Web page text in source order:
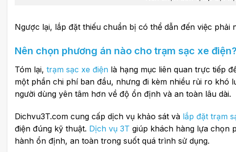
Ngược lại, lắp đặt thiếu chuẩn bị có thể dẫn đến việc
Nên chọn phương án nào cho trạm sạc xe điện?
Tóm lại, trạm sạc xe điện là hạng mục liên quan trực tiếp
một phần chi phí ban đầu, nhưng đi kèm nhiều rủi ro
người dùng yên tâm hơn về độ ổn định và an toàn lâu dài.
Dichvu3T.com cung cấp dịch vụ khảo sát và lắp đặt trạm
điện đúng kỹ thuật. Dịch vụ 3T giúp khách hàng lựa chọn
hành ổn định, an toàn trong suốt quá trình sử dụng.